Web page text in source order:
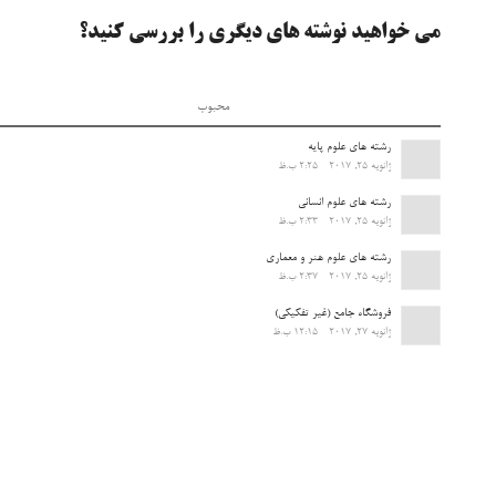
می خواهید نوشته های دیگری را بررسی کنید؟
محبوب
رشته های علوم پایه
ژانویه 25, 2017 - 2:25 ب.ظ
رشته های علوم انسانی
ژانویه 25, 2017 - 2:33 ب.ظ
رشته های علوم هنر و معماری
ژانویه 25, 2017 - 2:37 ب.ظ
فروشگاه جامع (غیر تفکیکی)
ژانویه 27, 2017 - 12:15 ب.ظ